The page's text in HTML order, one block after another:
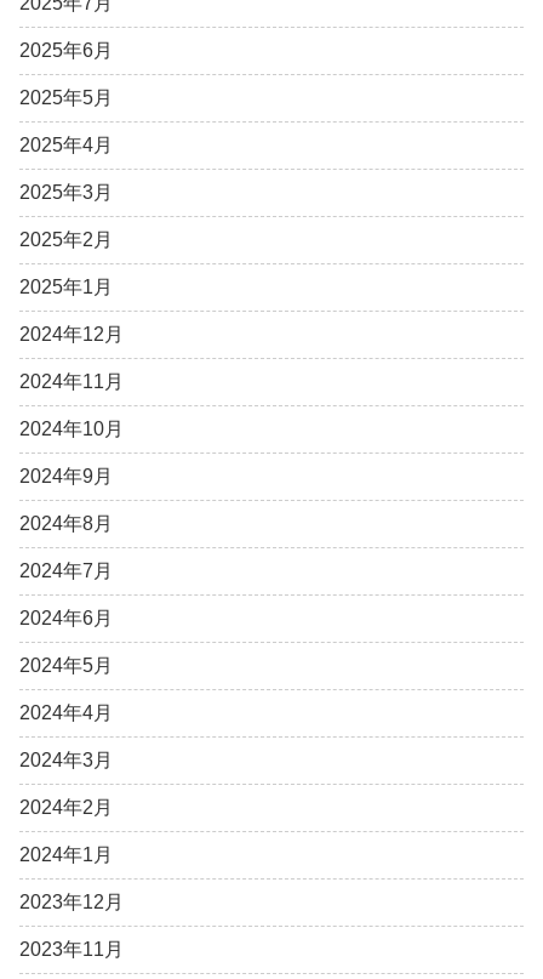
2025年6月
2025年5月
2025年4月
2025年3月
2025年2月
2025年1月
2024年12月
2024年11月
2024年10月
2024年9月
2024年8月
2024年7月
2024年6月
2024年5月
2024年4月
2024年3月
2024年2月
2024年1月
2023年12月
2023年11月